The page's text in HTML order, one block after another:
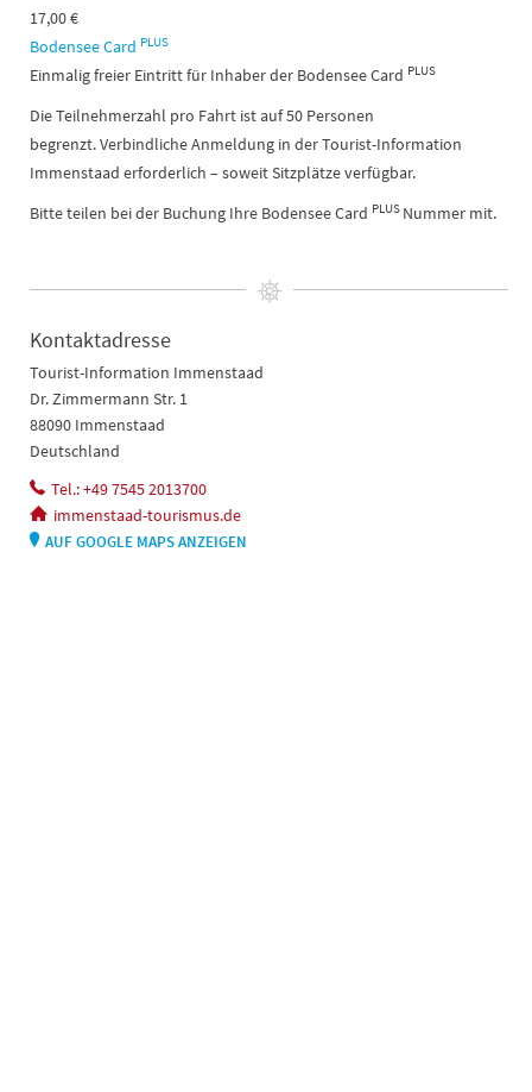
17,00 €
Bodensee Card PLUS
Einmalig freier Eintritt für Inhaber der Bodensee Card PLUS
Die Teilnehmerzahl pro Fahrt ist auf 50 Personen
begrenzt. Verbindliche Anmeldung in der Tourist-Information
Immenstaad erforderlich – soweit Sitzplätze verfügbar.
Bitte teilen bei der Buchung Ihre Bodensee Card PLUS Nummer mit.
Kontaktadresse
Tourist-Information Immenstaad
Dr. Zimmermann Str. 1
88090 Immenstaad
Deutschland
Tel.: +49 7545 2013700
immenstaad-tourismus.de
AUF GOOGLE MAPS ANZEIGEN